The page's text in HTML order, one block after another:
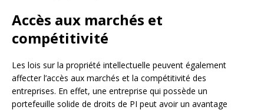
Accès aux marchés et
compétitivité
Les lois sur la propriété intellectuelle peuvent également
affecter l’accès aux marchés et la compétitivité des
entreprises. En effet, une entreprise qui possède un
portefeuille solide de droits de PI peut avoir un avantage